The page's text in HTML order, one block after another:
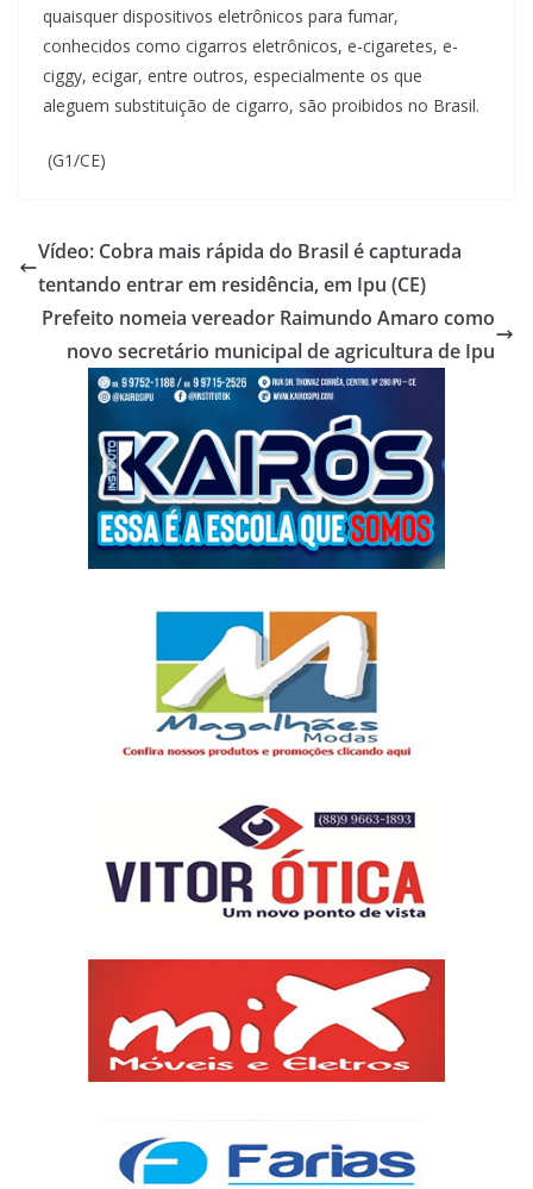
quaisquer dispositivos eletrônicos para fumar,
conhecidos como cigarros eletrônicos, e-cigaretes, e-
ciggy, ecigar, entre outros, especialmente os que
aleguem substituição de cigarro, são proibidos no Brasil.
(G1/CE)
Vídeo: Cobra mais rápida do Brasil é capturada
tentando entrar em residência, em Ipu (CE)
Prefeito nomeia vereador Raimundo Amaro como
novo secretário municipal de agricultura de Ipu